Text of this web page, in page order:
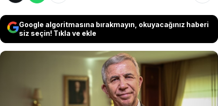
Google algoritmasına bırakmayın, okuyacağınız haberi
siz seçin! Tıkla ve ekle
Bir hafta önce yapılan en son ankette,
Mansur Yavaş Erdoğan’la gireceği seçimde